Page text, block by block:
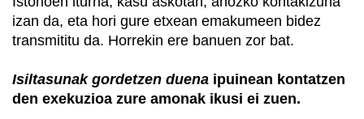
izan da, eta hori gure etxean emakumeen bidez
transmititu da. Horrekin ere banuen zor bat.
Isiltasunak gordetzen duena ipuinean kontatzen
den exekuzioa zure amonak ikusi ei zuen.